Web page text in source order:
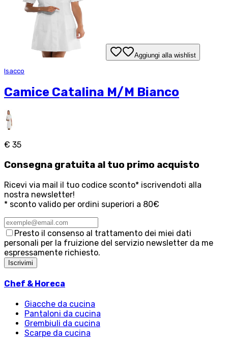
Aggiungi alla wishlist
Isacco
Camice Catalina M/M Bianco
€ 35
Consegna gratuita al tuo primo acquisto
Ricevi via mail il tuo codice sconto* iscrivendoti alla
nostra newsletter!
* sconto valido per ordini superiori a 80€
Presto il consenso al trattamento dei miei dati
personali per la fruizione del servizio newsletter da me
espressamente richiesto.
Iscrivimi
Chef & Horeca
Giacche da cucina
Pantaloni da cucina
Grembiuli da cucina
Scarpe da cucina